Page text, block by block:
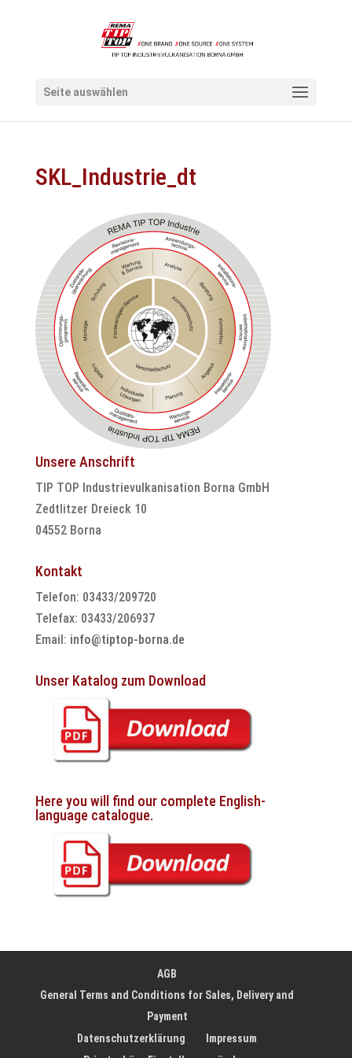
Seite auswählen
SKL_Industrie_dt
Unsere Anschrift
TIP TOP Industrievulkanisation Borna GmbH
Zedtlitzer Dreieck 10
04552 Borna
Kontakt
Telefon: 03433/209720
Telefax: 03433/206937
Email: info@tiptop-borna.de
Unser Katalog zum Download
Here you will find our complete English-
language catalogue.
AGB
General Terms and Conditions for Sales, Delivery and
Payment
Datenschutzerklärung
Impressum